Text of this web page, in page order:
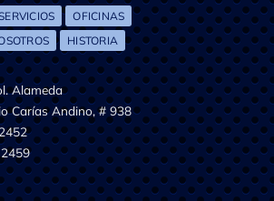
OFICINAS
HISTORIA
Alameda
Carías Andino, # 938